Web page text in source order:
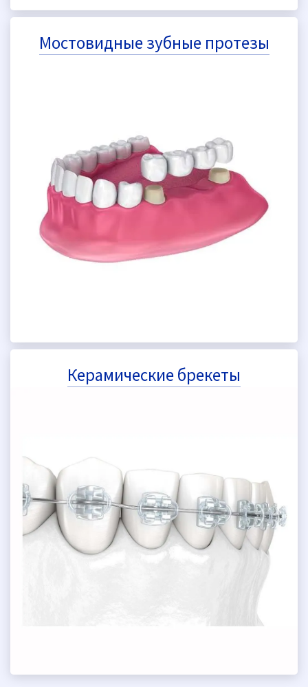
Мостовидные зубные протезы
Керамические брекеты